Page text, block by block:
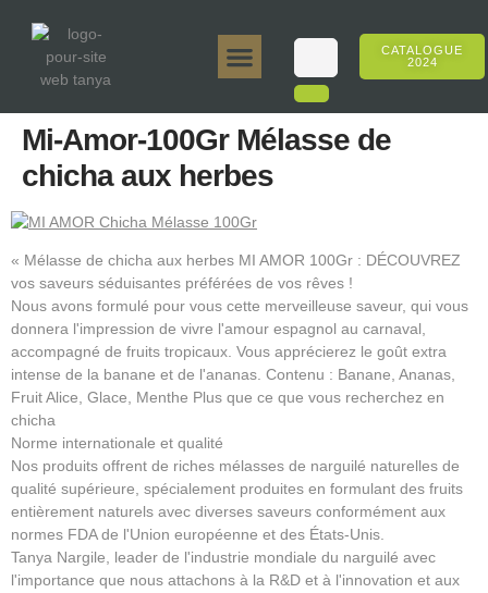
CATALOGUE
2024
Mi-Amor-100Gr Mélasse de
chicha aux herbes
« Mélasse de chicha aux herbes MI AMOR 100Gr : DÉCOUVREZ
vos saveurs séduisantes préférées de vos rêves !
Nous avons formulé pour vous cette merveilleuse saveur, qui vous
donnera l'impression de vivre l'amour espagnol au carnaval,
accompagné de fruits tropicaux. Vous apprécierez le goût extra
intense de la banane et de l'ananas. Contenu : Banane, Ananas,
Fruit Alice, Glace, Menthe Plus que ce que vous recherchez en
chicha
Norme internationale et qualité
Nos produits offrent de riches mélasses de narguilé naturelles de
qualité supérieure, spécialement produites en formulant des fruits
entièrement naturels avec diverses saveurs conformément aux
normes FDA de l'Union européenne et des États-Unis.
Tanya Nargile, leader de l'industrie mondiale du narguilé avec
l'importance que nous attachons à la R&D et à l'innovation et aux